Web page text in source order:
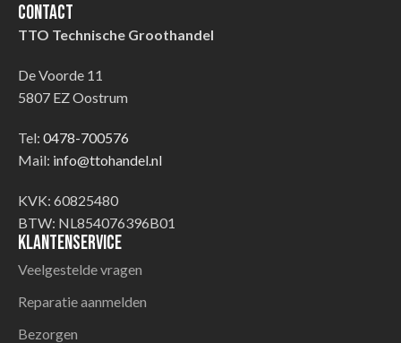
Contact
TTO Technische Groothandel
De Voorde 11
5807 EZ Oostrum
Tel: 0478-700576
Mail: info@ttohandel.nl
KVK: 60825480
BTW: NL854076396B01
Klantenservice
Veelgestelde vragen
Reparatie aanmelden
Bezorgen